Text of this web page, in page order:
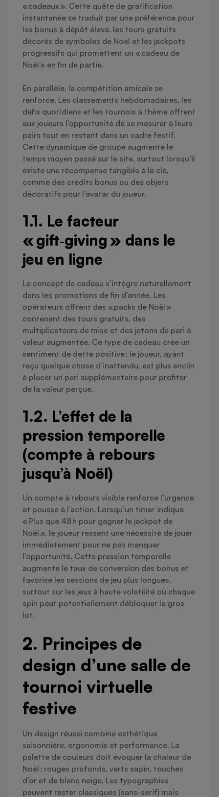
« cadeaux ». Cette quête de gratification
instantanée se traduit par une préférence pour
les bonus à dépôt élevé, les tours gratuits
décorés de symboles de Noël et les jackpots
progressifs qui promettent un « cadeau de
Noël » en fin de partie.
En parallèle, la compétition amicale se
renforce. Les classements hebdomadaires, les
défis quotidiens et les tournois à thème offrent
aux joueurs l’opportunité de se mesurer à leurs
pairs tout en restant dans un cadre festif.
Cette dynamique de groupe augmente le
temps moyen passé sur le site, surtout lorsqu’il
existe une récompense tangible à la clé,
comme des crédits bonus ou des objets
décoratifs pour l’avatar du joueur.
1.1. Le facteur
« gift‑giving » dans le
jeu en ligne
Le concept de cadeau s’intègre naturellement
dans les promotions de fin d’année. Les
opérateurs offrent des « packs de Noël »
contenant des tours gratuits, des
multiplicateurs de mise et des jetons de pari à
valeur augmentée. Ce type de cadeau crée un
sentiment de dette positive ; le joueur, ayant
reçu quelque chose d’inattendu, est plus enclin
à placer un pari supplémentaire pour profiter
de la valeur perçue.
1.2. L’effet de la
pression temporelle
(compte à rebours
jusqu’à Noël)
Un compte à rebours visible renforce l’urgence
et pousse à l’action. Lorsqu’un timer indique
« Plus que 48 h pour gagner le jackpot de
Noël », le joueur ressent une nécessité de jouer
immédiatement pour ne pas manquer
l’opportunité. Cette pression temporelle
augmente le taux de conversion des bonus et
favorise les sessions de jeu plus longues,
surtout sur les jeux à haute volatilité où chaque
spin peut potentiellement débloquer le gros
lot.
2. Principes de
design d’une salle de
tournoi virtuelle
festive
Un design réussi combine esthétique
saisonnière, ergonomie et performance. La
palette de couleurs doit évoquer la chaleur de
Noël : rouges profonds, verts sapin, touches
d’or et de blanc neige. Les typographies
peuvent rester classiques (sans-serif) mais